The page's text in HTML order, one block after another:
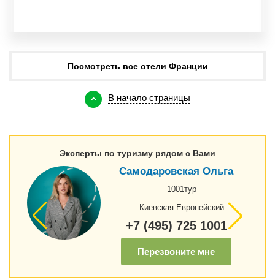
Посмотреть все отели Франции
В начало страницы
Эксперты по туризму рядом с Вами
Самодаровская Ольга
1001тур
Киевская Европейский
+7 (495) 725 1001
Перезвоните мне